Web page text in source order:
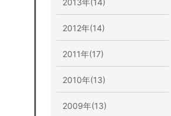
2013年(14)
2012年(14)
2011年(17)
2010年(13)
2009年(13)